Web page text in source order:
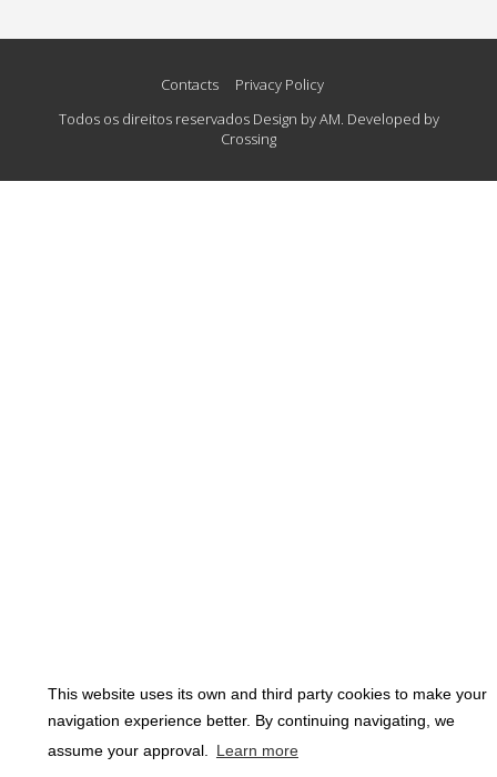
This website uses its own and third party cookies to make your
navigation experience better. By continuing navigating, we
assume your approval.
Learn more
Contacts
Privacy Policy
Todos os direitos reservados Design by AM. Developed by
Crossing